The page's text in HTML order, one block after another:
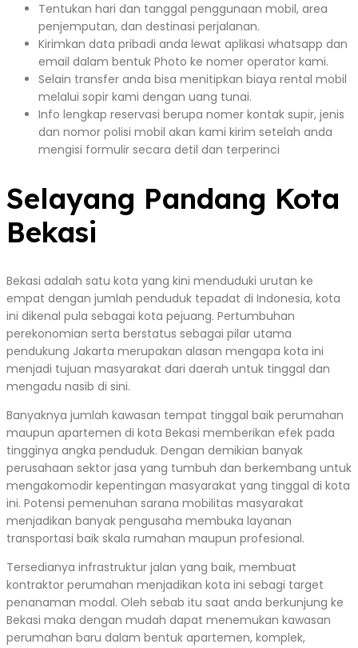
Tentukan hari dan tanggal penggunaan mobil, area
penjemputan, dan destinasi perjalanan.
Kirimkan data pribadi anda lewat aplikasi whatsapp dan
email dalam bentuk Photo ke nomer operator kami.
Selain transfer anda bisa menitipkan biaya rental mobil
melalui sopir kami dengan uang tunai.
Info lengkap reservasi berupa nomer kontak supir, jenis
dan nomor polisi mobil akan kami kirim setelah anda
mengisi formulir secara detil dan terperinci
Selayang Pandang Kota
Bekasi
Bekasi adalah satu kota yang kini menduduki urutan ke
empat dengan jumlah penduduk tepadat di Indonesia, kota
ini dikenal pula sebagai kota pejuang. Pertumbuhan
perekonomian serta berstatus sebagai pilar utama
pendukung Jakarta merupakan alasan mengapa kota ini
menjadi tujuan masyarakat dari daerah untuk tinggal dan
mengadu nasib di sini.
Banyaknya jumlah kawasan tempat tinggal baik perumahan
maupun apartemen di kota Bekasi memberikan efek pada
tingginya angka penduduk. Dengan demikian banyak
perusahaan sektor jasa yang tumbuh dan berkembang untuk
mengakomodir kepentingan masyarakat yang tinggal di kota
ini. Potensi pemenuhan sarana mobilitas masyarakat
menjadikan banyak pengusaha membuka layanan
transportasi baik skala rumahan maupun profesional.
Tersedianya infrastruktur jalan yang baik, membuat
kontraktor perumahan menjadikan kota ini sebagi target
penanaman modal. Oleh sebab itu saat anda berkunjung ke
Bekasi maka dengan mudah dapat menemukan kawasan
perumahan baru dalam bentuk apartemen, komplek,